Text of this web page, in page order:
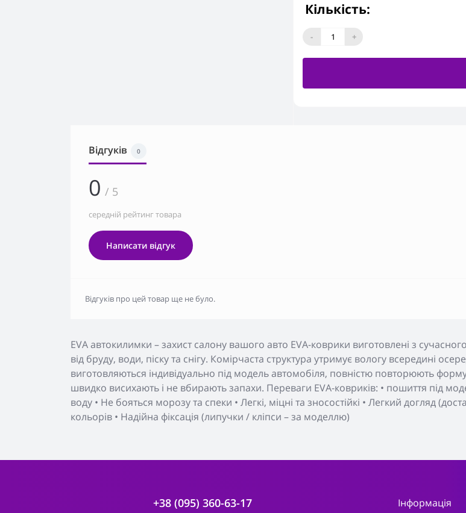
Кількість:
- +
EVA автокилимки – захист салону вашого авто EVA-коврики виготовлені з
від бруду, води, піску та снігу. Комірчаста структура утримує вологу всередині
виготовляються індивідуально під модель автомобіля, повністю повторюють
швидко висихають і не вбирають запахи. Переваги EVA-ковриків: • пошиття під
воду • Не бояться морозу та спеки • Легкі, міцні та зносостійкі • Легкий догляд
кольорів • Надійна фіксація (липучки / кліпси – за моделлю)
Відгуків 0
0 / 5
середній рейтинг товара
Написати відгук
Відгуків про цей товар ще не було.
+38 (095) 360-63-17 Інформація